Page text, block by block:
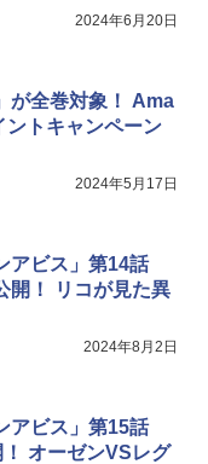
2024年6月20日
が全巻対象！ Ama
トキャンペーン
2024年5月17日
アビス」第14話
開！ リコが見た異
2024年8月2日
アビス」第15話
オーゼンVSレグ